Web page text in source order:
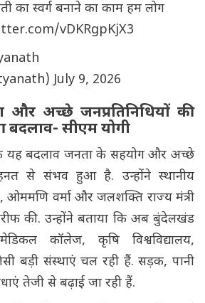
का स्वर्ग बनाने का काम हम लोग
vDKRgpKjX3
July 9, 2026
अच्छे जनप्रतिनिधियों की
सीएम योगी
यह बदलाव जनता के सहयोग और अच्छे
मेहनत से संभव हुआ है. उन्होंने स्थानीय
ओममणि वर्मा और जलशक्ति राज्य मंत्री
की. उन्होंने बताया कि अब बुंदेलखंड
कॉलेज, कृषि विश्वविद्यालय,
बड़ी संस्थाएं चल रही हैं. सड़क, पानी
तेजी से बढ़ाई जा रही हैं.